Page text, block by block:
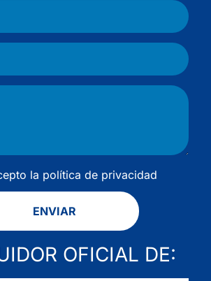
la política de privacidad
ENVIAR
OFICIAL DE: